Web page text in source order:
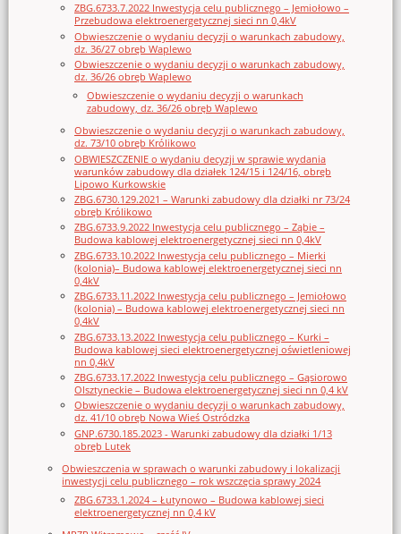
ZBG.6733.7.2022 Inwestycja celu publicznego – Jemiołowo –
Przebudowa elektroenergetycznej sieci nn 0,4kV
Obwieszczenie o wydaniu decyzji o warunkach zabudowy,
dz. 36/27 obręb Waplewo
Obwieszczenie o wydaniu decyzji o warunkach zabudowy,
dz. 36/26 obręb Waplewo
Obwieszczenie o wydaniu decyzji o warunkach
zabudowy, dz. 36/26 obręb Waplewo
Obwieszczenie o wydaniu decyzji o warunkach zabudowy,
dz. 73/10 obręb Królikowo
OBWIESZCZENIE o wydaniu decyzji w sprawie wydania
warunków zabudowy dla działek 124/15 i 124/16, obręb
Lipowo Kurkowskie
ZBG.6730.129.2021 – Warunki zabudowy dla działki nr 73/24
obręb Królikowo
ZBG.6733.9.2022 Inwestycja celu publicznego – Ząbie –
Budowa kablowej elektroenergetycznej sieci nn 0,4kV
ZBG.6733.10.2022 Inwestycja celu publicznego – Mierki
(kolonia)– Budowa kablowej elektroenergetycznej sieci nn
0,4kV
ZBG.6733.11.2022 Inwestycja celu publicznego – Jemiołowo
(kolonia) – Budowa kablowej elektroenergetycznej sieci nn
0,4kV
ZBG.6733.13.2022 Inwestycja celu publicznego – Kurki –
Budowa kablowej sieci elektroenergetycznej oświetleniowej
nn 0,4kV
ZBG.6733.17.2022 Inwestycja celu publicznego – Gąsiorowo
Olsztyneckie – Budowa elektroenergetycznej sieci nn 0,4 kV
Obwieszczenie o wydaniu decyzji o warunkach zabudowy,
dz. 41/10 obręb Nowa Wieś Ostródzka
GNP.6730.185.2023 - Warunki zabudowy dla działki 1/13
obręb Lutek
Obwieszczenia w sprawach o warunki zabudowy i lokalizacji
inwestycji celu publicznego – rok wszczęcia sprawy 2024
ZBG.6733.1.2024 – Łutynowo – Budowa kablowej sieci
elektroenergetycznej nn 0,4 kV